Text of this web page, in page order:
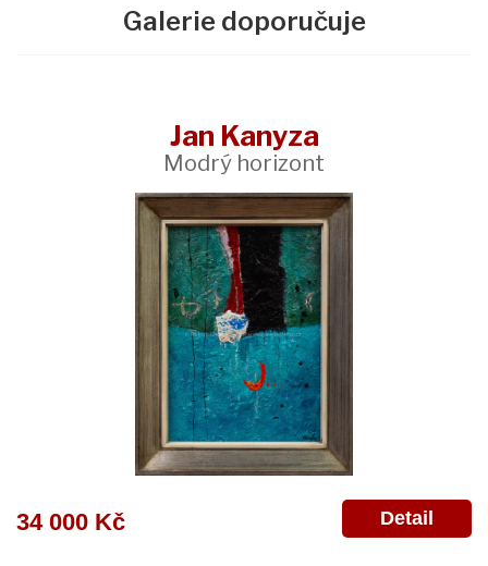
Galerie doporučuje
Jan Kanyza
Modrý horizont
34 000 Kč Detail